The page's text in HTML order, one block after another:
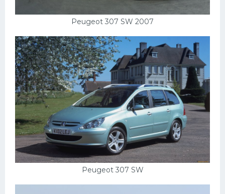
Peugeot 307 SW 2007
Peugeot 307 SW
Подводные лодки
Митсубиси
Киа
Танки
Крайслер
Порше
Самолеты
Комплектующие